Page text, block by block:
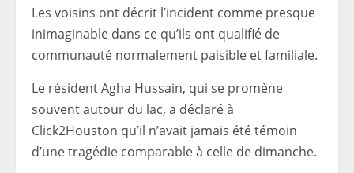
Les voisins ont décrit l’incident comme presque
inimaginable dans ce qu’ils ont qualifié de
communauté normalement paisible et familiale.
Le résident Agha Hussain, qui se promène
souvent autour du lac, a déclaré à
Click2Houston qu’il n’avait jamais été témoin
d’une tragédie comparable à celle de dimanche.